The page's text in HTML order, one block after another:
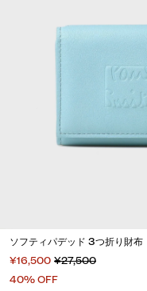
ソフティパデッド 3つ折り財布
¥16,500 ¥27,500
40% OFF